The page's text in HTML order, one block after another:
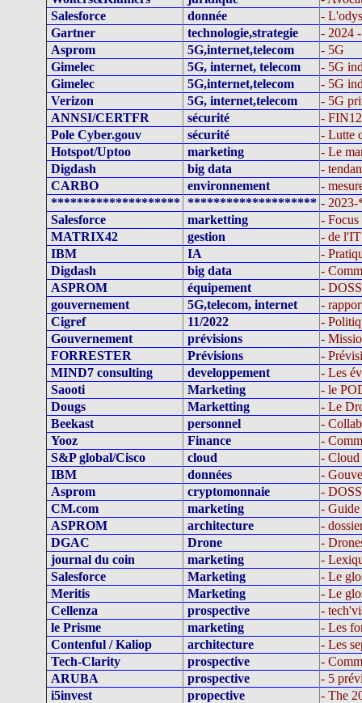
Salesforce
donnée
-
Gartner
technologie,strategie
- 2024
Asprom
5G,internet,telecom
- 5G
Gimelec
5G, internet, telecom
- 5G
Gimelec
5G,internet,telecom
- 5G
Verizon
5G, internet,telecom
- 5G
ANNSI/CERTFR
sécurité
-
Pole Cyber.gouv
sécurité
- Lutte
Hotspot/Uptoo
marketing
- Le
Digdash
big data
-
CARBO
environnement
-
********************
******************** -
Salesforce
marketting
- Focus
MATRIX42
gestion
- de
IBM
IA
-
Digdash
big data
-
ASPROM
équipement
-
gouvernement
5G,telecom, internet
-
Cigref
11/2022
-
Gouvernement
prévisions
-
FORRESTER
Prévisions
-
MIND7 consulting
developpement
- Les
Saooti
Marketing
- le
Dougs
Marketting
- Le
Beekast
personnel
-
Yooz
Finance
-
S&P global/Cisco
cloud
- Cloud
IBM
données
-
Asprom
cryptomonnaie
-
CM.com
marketing
- Guide
ASPROM
architecture
-
DGAC
Drone
-
journal du coin
marketing
-
Salesforce
Marketing
- Le
Meritis
Marketing
- Le
Cellenza
prospective
-
le Prisme
marketing
- Les
Contenful / Kaliop
architecture
- Les
Tech-Clarity
prospective
-
ARUBA
prospective
- 5
i5invest
propective
- The